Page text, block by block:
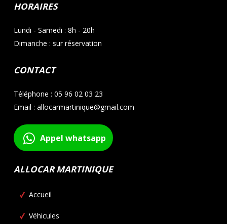
HORAIRES
Lundi - Samedi : 8h - 20h
Dimanche : sur réservation
CONTACT
Téléphone : 05 96 02 03 23
Email : allocarmartinique@gmail.com
Appel whatsapp
ALLOCAR MARTINIQUE
Accueil
Véhicules